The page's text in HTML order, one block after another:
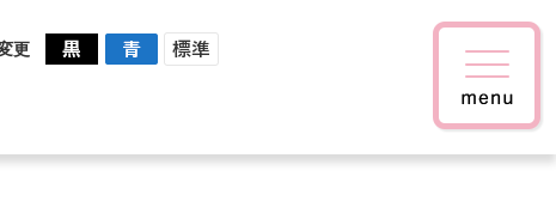
更